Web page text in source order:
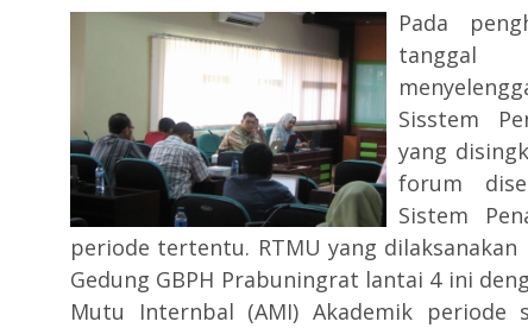
Pada
tanggal
Sisstem
yang
forum
Sistem
periode tertentu. RTMU yang
Gedung GBPH Prabuningrat lantai 4 ini
Mutu Internbal (AMI) Akademik periode